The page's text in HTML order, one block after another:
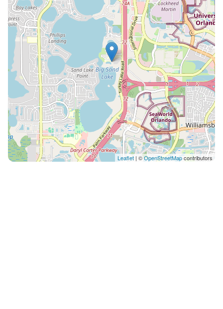
aplicar una tasa de hotel (12,99 $ + impuestos por
noche) Admite mascotas (puede aplicarse una tarifa)
Estacionamiento gratis Número de piscinas exteriores
- 7 Número de bañeras de hidromasaje - 7 Número de
bares junto a la piscina - 2 Centro de negocios
Recepción 24 horas Personal multilingüe Periódicos
(con cargos adicionales) Ascensor Spa con todos los
servicios Puerto deportivo Recepción 24 horas Espacio
para conferencias Centro de negocios Portero Salida
exprés Asistencia para excursiones/boletos Salas de
reuniones -10 Lavandería Servicio de Limosine
disponible Cafeterías/cafés Acceso a Internet Caja de
seguridad en la recepción Tamaño del espacio para
conferencias (metros) - 2323 Depósito de equipaje
Leaflet | ©OpenStreetMapcontributors